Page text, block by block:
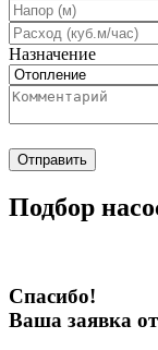
Назначение
Отправить
Подбор
Спасибо!
Ваша заявка